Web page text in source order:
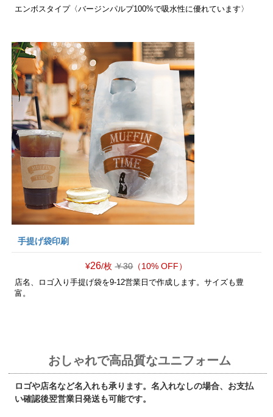
エンボスタイプ〈バージンパルプ100%で吸水性に優れています〉
手提げ袋印刷
¥26/枚 ￥30（10% OFF）
店名、ロゴ入り手提げ袋を9-12営業日で作成します。サイズも豊
富。
おしゃれで高品質なユニフォーム
ロゴや店名など名入れも承ります。名入れなしの場合、お支払
い確認後翌営業日発送も可能です。